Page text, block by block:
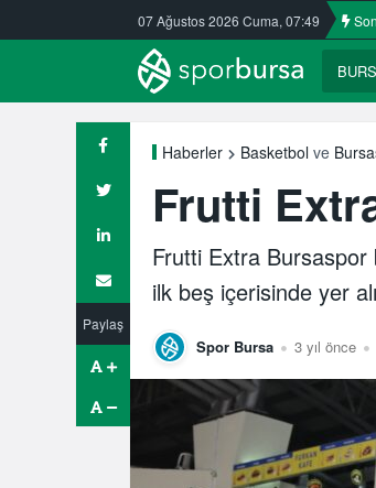
07 Ağustos 2026 Cuma, 07:49
Nilüfer’de yaz okullarına ilgi büyük
Paylaş
Haberler Basketbol ve
Frutti
Frutti Extra Bursaspor
ilk beş içerisinde yer
Spor Bursa 3 yıl önce